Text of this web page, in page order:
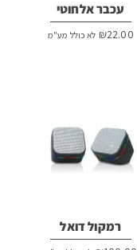
עכבר אלחוטי
₪22.00 לא כולל מע"מ
רמקול דואל